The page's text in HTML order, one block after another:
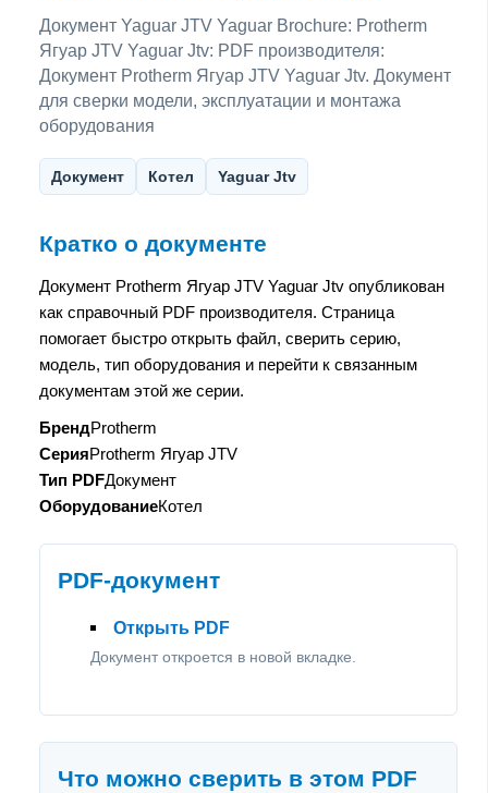
Документ Yaguar JTV Yaguar Brochure: Protherm
Ягуар JTV Yaguar Jtv: PDF производителя:
Документ Protherm Ягуар JTV Yaguar Jtv. Документ
для сверки модели, эксплуатации и монтажа
оборудования
Документ Котел Yaguar Jtv
Кратко о документе
Документ Protherm Ягуар JTV Yaguar Jtv опубликован
как справочный PDF производителя. Страница
помогает быстро открыть файл, сверить серию,
модель, тип оборудования и перейти к связанным
документам этой же серии.
БрендProtherm
СерияProtherm Ягуар JTV
Тип PDFДокумент
ОборудованиеКотел
PDF-документ
Открыть PDF
Документ откроется в новой вкладке.
Что можно сверить в этом PDF